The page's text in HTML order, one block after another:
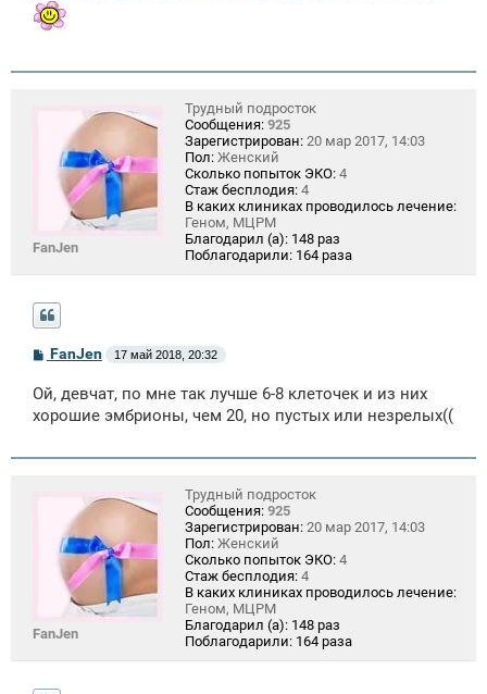
FanJen
Трудный подросток
Сообщения: 925
Зарегистрирован: 20 мар 2017, 14:03
Пол: Женский
Сколько попыток ЭКО: 4
Стаж бесплодия: 4
В каких клиниках проводилось лечение:
Геном, МЦРМ
Благодарил (а): 148 раз
Поблагодарили: 164 раза
С
б
щ
е
и
FanJen 17 май 2018, 20:32
Ой, девчат, по мне так лучше 6-8 клеточек и из них
хорошие эмбрионы, чем 20, но пустых или незрелых((
FanJen
Трудный подросток
Сообщения: 925
Зарегистрирован: 20 мар 2017, 14:03
Пол: Женский
Сколько попыток ЭКО: 4
Стаж бесплодия: 4
В каких клиниках проводилось лечение:
Геном, МЦРМ
Благодарил (а): 148 раз
Поблагодарили: 164 раза